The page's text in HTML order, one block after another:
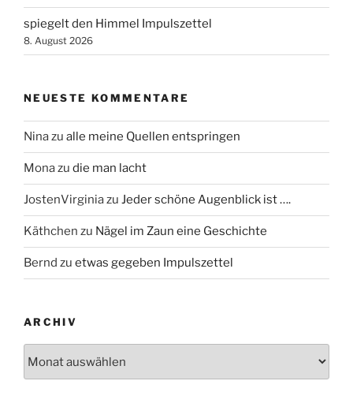
spiegelt den Himmel Impulszettel
8. August 2026
NEUESTE KOMMENTARE
Ninazu alle meine Quellen entspringen
Monazu die man lacht
JostenVirginiazu Jeder schöne Augenblick ist ….
Käthchen zu Nägel im Zaun eine Geschichte
Bernd zu etwas gegeben Impulszettel
ARCHIV